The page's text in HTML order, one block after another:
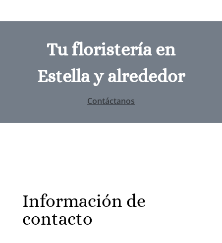
Tu floristería en
Estella y alrededor
Contáctanos
Información de
contacto